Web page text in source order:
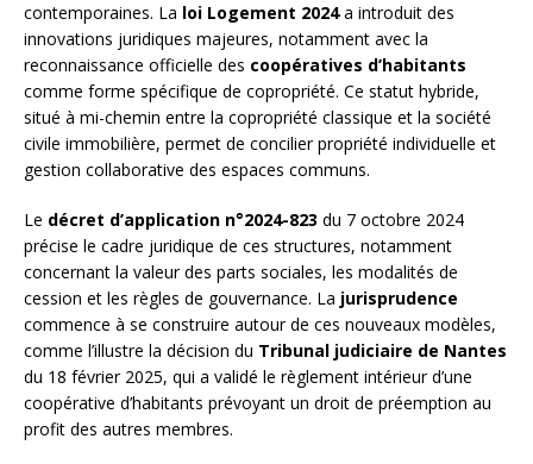
contemporaines. La loi Logement 2024a introduit des
innovations juridiques majeures, notamment avec la
reconnaissance officielle des coopératives d’habitants
comme forme spécifique de copropriété. Ce statut hybride,
situé à mi-chemin entre la copropriété classique et la société
civile immobilière, permet de concilier propriété individuelle et
gestion collaborative des espaces communs.
Le décret d’application n°2024-823 du 7 octobre 2024
précise le cadre juridique de ces structures, notamment
concernant la valeur des parts sociales, les modalités de
cession et les règles de gouvernance. La jurisprudence
commence à se construire autour de ces nouveaux modèles,
comme l’illustre la décision du Tribunal judiciaire de Nantes
du 18 février 2025, qui a validé le règlement intérieur d’une
coopérative d’habitants prévoyant un droit de préemption au
profit des autres membres.